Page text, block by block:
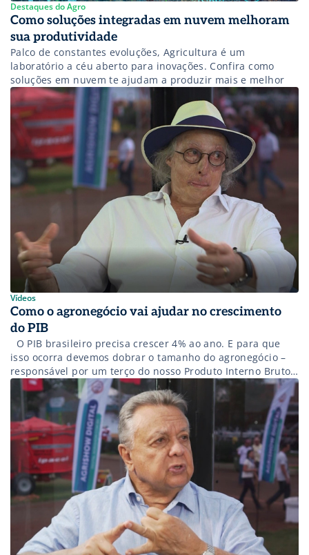
Destaques do Agro
Como soluções integradas em nuvem melhoram
sua produtividade
Palco de constantes evoluções, Agricultura é um
laboratório a céu aberto para inovações. Confira como
soluções em nuvem te ajudam a produzir mais e melhor
Vídeos
Como o agronegócio vai ajudar no crescimento
do PIB
O PIB brasileiro precisa crescer 4% ao ano. E para que
isso ocorra devemos dobrar o tamanho do agronegócio –
responsável por um terço do nosso Produto Interno Bruto –
com foco, gestão e liderança, revisão na estrutura
tributária, menos burocracia e uma política agroindustrial
avançada. Reunidos, essas ações geram mais segurança
para o […]